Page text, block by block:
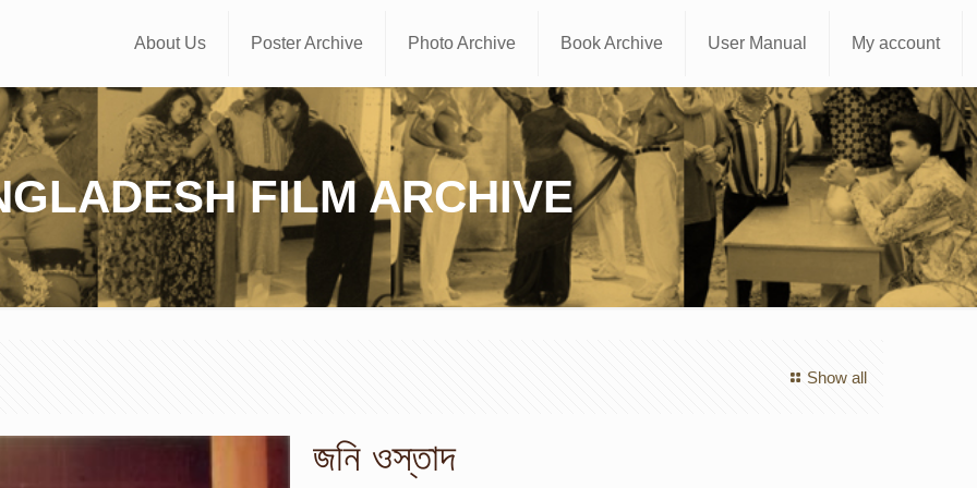
About Us Poster Archive Photo Archive Book Archive User Manual My account
FILM ARCHIVE
Show all
জনি ওস্তাদ